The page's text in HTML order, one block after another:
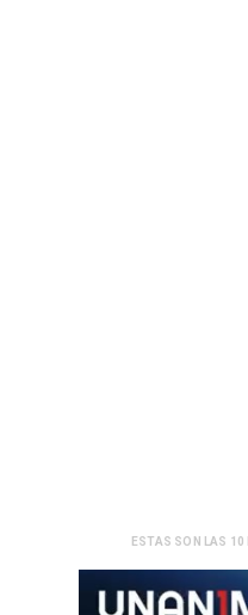
ESTAS SON LAS